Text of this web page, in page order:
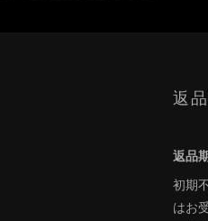
返
返品
初期
はお